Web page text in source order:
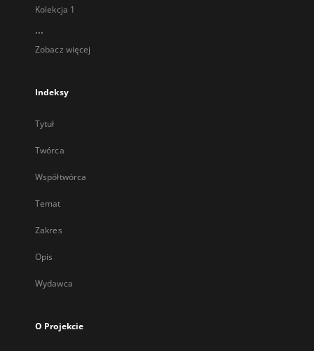
Kolekcja 1
...
Zobacz więcej
Indeksy
Tytuł
Twórca
Współtwórca
Temat
Zakres
Opis
Wydawca
O Projekcie